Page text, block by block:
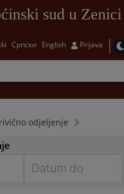
sud u Zenici
Српски English Prijava
odjeljenje